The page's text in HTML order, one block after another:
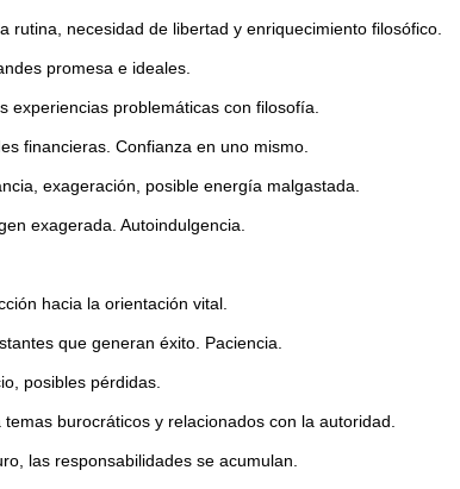
rutina, necesidad de libertad y enriquecimiento filosófico.
promesa e ideales.
experiencias problemáticas con filosofía.
financieras. Confianza en uno mismo.
exageración, posible energía malgastada.
exagerada. Autoindulgencia.
hacia la orientación vital.
que generan éxito. Paciencia.
posibles pérdidas.
burocráticos y relacionados con la autoridad.
las responsabilidades se acumulan.